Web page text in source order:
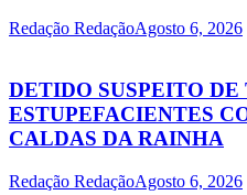
Redação RedaçãoAgosto 6, 2026
DETIDO SUSPEITO
ESTUPEFACIENTES
CALDAS DA RAINHA
Redação RedaçãoAgosto 6, 2026